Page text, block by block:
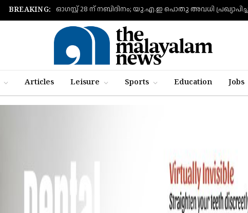
BREAKING: ഓഗസ്റ്റ് 28 ന് നബിദിനം; യു.എ.ഇ പൊതു അവധി
Articles Leisure Sports Education Jobs